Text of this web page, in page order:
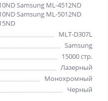
Samsung ML-4512ND
Samsung ML-5012ND
MLT-D307L
Samsung
15000 стр.
Лазерный
Монохромный
Черный